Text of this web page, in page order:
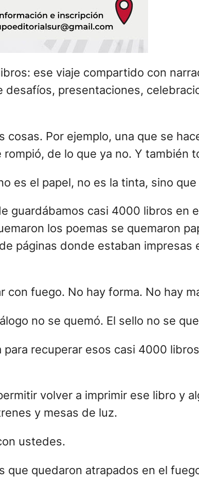
ese viaje compartido con
presentaciones,
cosas. Por ejemplo, una que se
de lo que ya no. Y también
es el papel, no es la tinta, sino
guardábamos casi 4000 libros en
los poemas se quemaron
páginas donde estaban impresas
con fuego. No hay forma. No hay
no se quemó. El sello no se
recuperar esos casi 4000
volver a imprimir ese libro y
y mesas de luz.
ustedes.
que quedaron atrapados en el